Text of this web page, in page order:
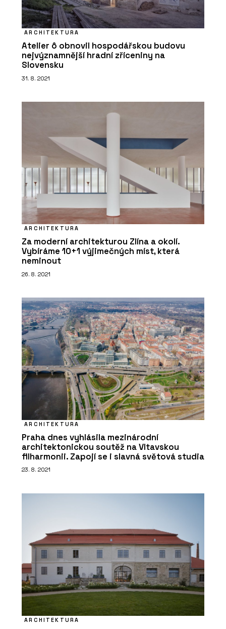
ARCHITEKTURA
Atelier ô obnovil hospodářskou budovu
nejvýznamnější hradní zříceniny na
Slovensku
31. 8. 2021
ARCHITEKTURA
Za moderní architekturou Zlína a okolí.
Vybíráme 10+1 výjimečných míst, která
neminout
26. 8. 2021
ARCHITEKTURA
Praha dnes vyhlásila mezinárodní
architektonickou soutěž na Vltavskou
filharmonii. Zapojí se i slavná světová studia
23. 8. 2021
ARCHITEKTURA